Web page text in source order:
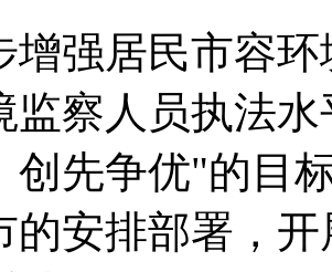
增强居民市容
监察人员执法
创先争优"的目
的安排部署，